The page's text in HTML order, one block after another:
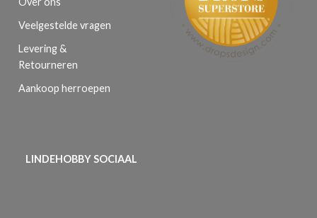
Veelgestelde vragen
Levering &
Retourneren
Aankoop herroepen
LINDEHOBBY SOCIAAL